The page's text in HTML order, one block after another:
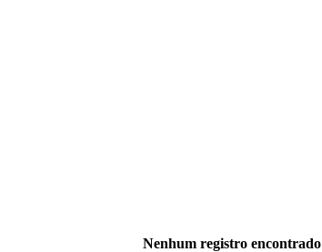
Nenhum registro encontrado